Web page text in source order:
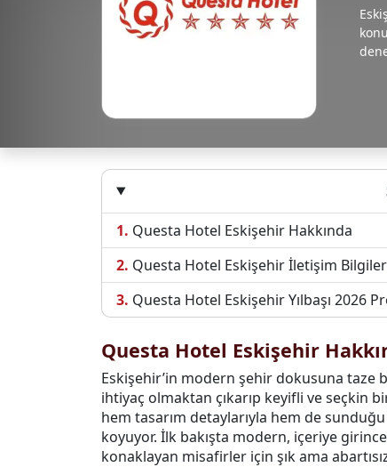
Questa Hotel Eskişehir Hakkında
Questa Hotel Eskişehir İletişim
Questa Hotel Eskişehir Yılbaşı 2026
Questa Hotel Eskişehir
Eskişehir’in modern şehir dokusuna taze
ihtiyaç olmaktan çıkarıp keyifli ve seçkin
hem tasarım detaylarıyla hem de
koyuyor. İlk bakışta modern, içeriye
konaklayan misafirler için şık ama